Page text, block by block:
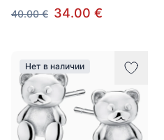
40.00 € 34.00 €
Нет в наличии